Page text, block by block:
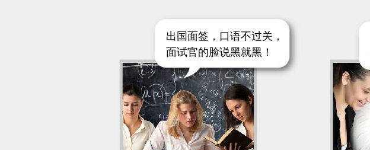
出国面签，口语不过关，
面试官的脸说黑就黑！